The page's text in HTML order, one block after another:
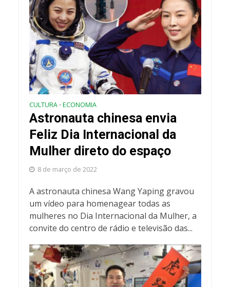
CULTURA • ECONOMIA
Astronauta chinesa envia
Feliz Dia Internacional da
Mulher direto do espaço
8 de março de 2022
A astronauta chinesa Wang Yaping gravou
um vídeo para homenagear todas as
mulheres no Dia Internacional da Mulher, a
convite do centro de rádio e televisão das...